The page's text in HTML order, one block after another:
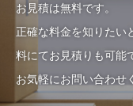
お見積は無料です。
正確な料金を知りたい
料にてお見積りも可能
お気軽にお問い合わせ